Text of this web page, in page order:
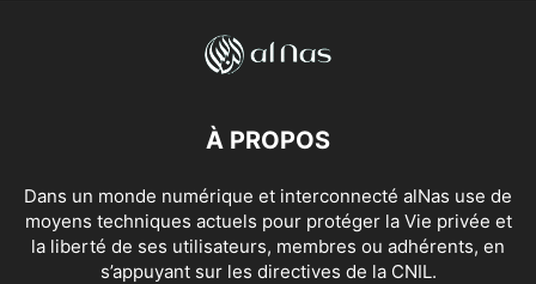
À PROPOS
Dans un monde numérique et interconnecté alNas use de
moyens techniques actuels pour protéger la Vie privée et
la liberté de ses utilisateurs, membres ou adhérents, en
s’appuyant sur les directives de la CNIL.